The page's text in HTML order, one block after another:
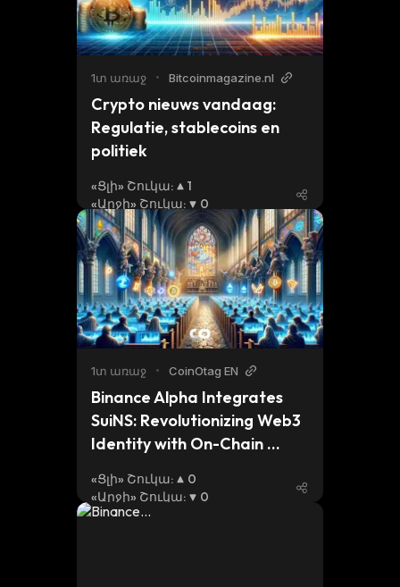
1տ առաջ • Bitcoinmagazine.nl
Crypto nieuws vandaag:
Regulatie, stablecoins en
politiek
«Ցլի» Շուկա:
1
«Արջի» Շուկա: 0
1տ առաջ • CoinOtag EN
Binance Alpha Integrates
SuiNS: Revolutionizing Web3
Identity with On-Chain
«Ցլի» Շուկա:
0
«Արջի» Շուկա: 0